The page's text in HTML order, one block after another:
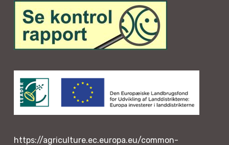
https://agriculture.ec.europa.eu/common-